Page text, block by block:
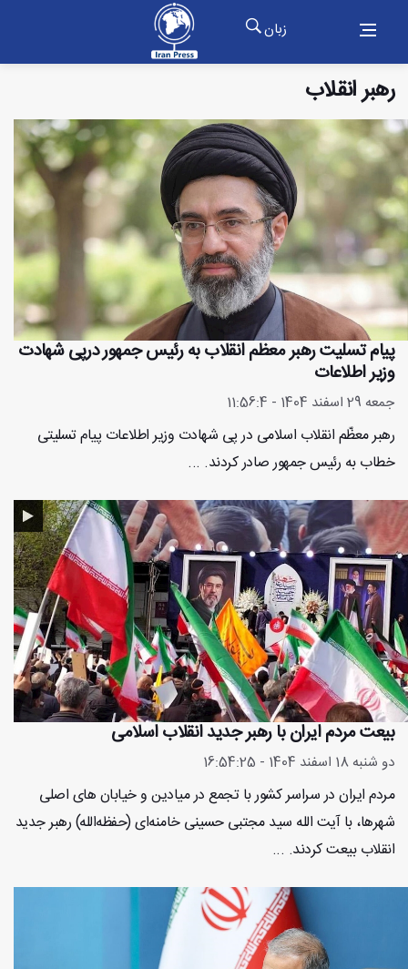
زبان
رهبر انقلاب
پیام تسلیت رهبر معظم انقلاب به رئیس جمهور درپی شهادت
وزیر اطلاعات
جمعه 29 اسفند 1404 - 11:56:4
رهبر معظّم انقلاب اسلامی در پی شهادت وزیر اطلاعات پیام تسلیتی
خطاب به رئیس جمهور صادر کردند. ...
بیعت مردم ایران با رهبر جدید انقلاب اسلامی
دو شنبه 18 اسفند 1404 - 16:54:25
مردم ایران در سراسر کشور با تجمع در میادین و خیابان های اصلی
شهرها، با آیت الله سید مجتبی حسینی خامنه‌ای (حفظه‌الله) رهبر جدید
انقلاب بیعت کردند. ...